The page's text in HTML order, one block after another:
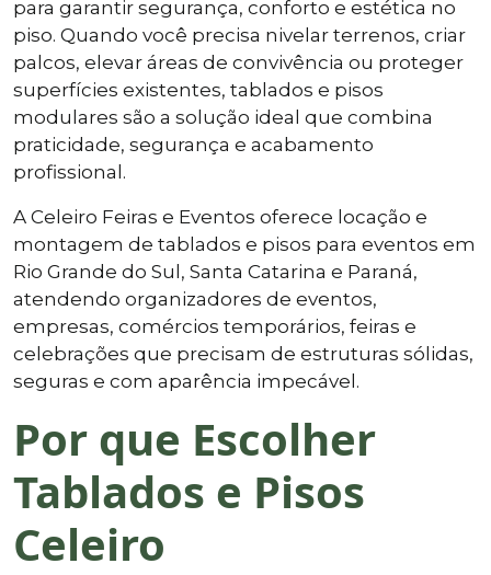
para garantir segurança, conforto e estética no
piso. Quando você precisa nivelar terrenos, criar
palcos, elevar áreas de convivência ou proteger
superfícies existentes, tablados e pisos
modulares são a solução ideal que combina
praticidade, segurança e acabamento
profissional.
A Celeiro Feiras e Eventos oferece locação e
montagem de tablados e pisos para eventos em
Rio Grande do Sul, Santa Catarina e Paraná,
atendendo organizadores de eventos,
empresas, comércios temporários, feiras e
celebrações que precisam de estruturas sólidas,
seguras e com aparência impecável.
Por que Escolher
Tablados e Pisos
Celeiro